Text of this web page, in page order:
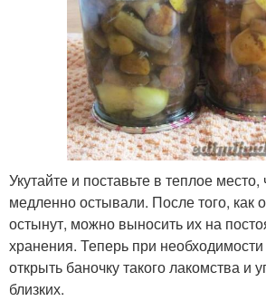
Укутайте и поставьте в теплое
медленно остывали. После того, как
остынут, можно выносить их на
хранения. Теперь при
открыть баночку такого лакомства и
близких.